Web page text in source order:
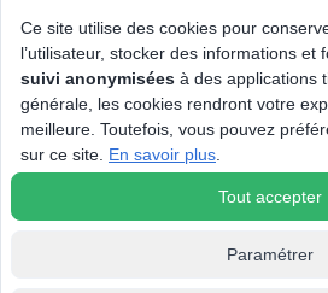
Ce site utilise des cookies pour
l’utilisateur, stocker des informations et
suivi anonymisées à des applications
générale, les cookies rendront votre
meilleure. Toutefois, vous pouvez
sur ce site. En savoir plus
Tout accepter
Paramétrer
Imprimante laser / Accessoire Bien-être
Plancha / Plat / Terrine / Moule /
Accessoire puericulture Dac /
Cave à vin multifonction Enceinte
Elément séparé / Ampli intégré Stéréo
Machine à coudre / Cuisinière induction